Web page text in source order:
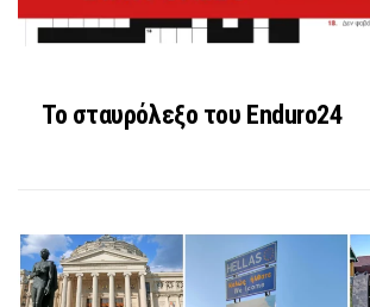
Το σταυρόλεξο του Enduro24